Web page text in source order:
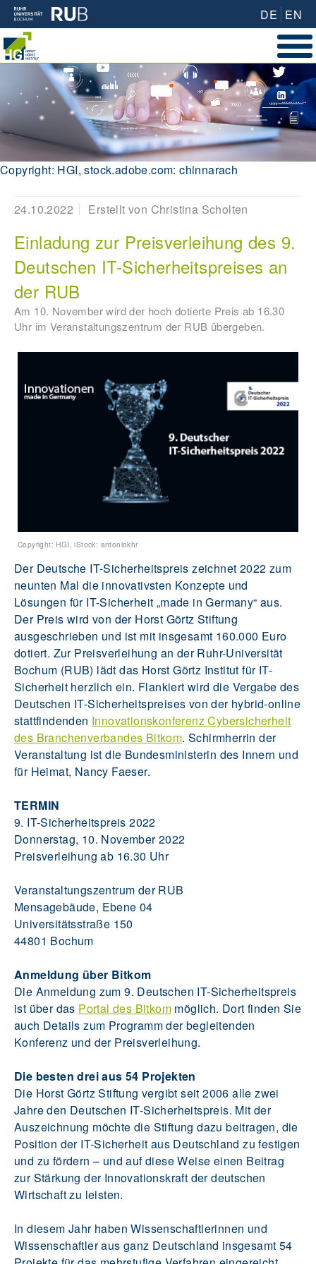
DE EN
Copyright: HGI, stock.adobe.com: chinnarach
24.10.2022 Erstellt von Christina Scholten
Einladung zur Preisverleihung des 9.
Deutschen IT-Sicherheitspreises an
der RUB
Am 10. November wird der hoch dotierte Preis ab 16.30
Uhr im Veranstaltungszentrum der RUB übergeben.
Copyright: HGI, iStock: antoniokhr
Der Deutsche IT-Sicherheitspreis zeichnet 2022 zum
neunten Mal die innovativsten Konzepte und
Lösungen für IT-Sicherheit „made in Germany“ aus.
Der Preis wird von der Horst Görtz Stiftung
ausgeschrieben und ist mit insgesamt 160.000 Euro
dotiert. Zur Preisverleihung an der Ruhr-Universität
Bochum (RUB) lädt das Horst Görtz Institut für IT-
Sicherheit herzlich ein. Flankiert wird die Vergabe des
Deutschen IT-Sicherheitspreises von der hybrid-online
stattfindenden Innovationskonferenz Cybersicherheit
des Branchenverbandes Bitkom. Schirmherrin der
Veranstaltung ist die Bundesministerin des Innern und
für Heimat, Nancy Faeser.
TERMIN
9. IT-Sicherheitspreis 2022
Donnerstag, 10. November 2022
Preisverleihung ab 16.30 Uhr
Veranstaltungszentrum der RUB
Mensagebäude, Ebene 04
Universitätsstraße 150
44801 Bochum
Anmeldung über Bitkom
Die Anmeldung zum 9. Deutschen IT-Sicherheitspreis
ist über das Portal des Bitkom möglich. Dort finden Sie
auch Details zum Programm der begleitenden
Konferenz und der Preisverleihung.
Die besten drei aus 54 Projekten
Die Horst Görtz Stiftung vergibt seit 2006 alle zwei
Jahre den Deutschen IT-Sicherheitspreis. Mit der
Auszeichnung möchte die Stiftung dazu beitragen, die
Position der IT-Sicherheit aus Deutschland zu festigen
und zu fördern – und auf diese Weise einen Beitrag
zur Stärkung der Innovationskraft der deutschen
Wirtschaft zu leisten.
In diesem Jahr haben Wissenschaftlerinnen und
Wissenschaftler aus ganz Deutschland insgesamt 54